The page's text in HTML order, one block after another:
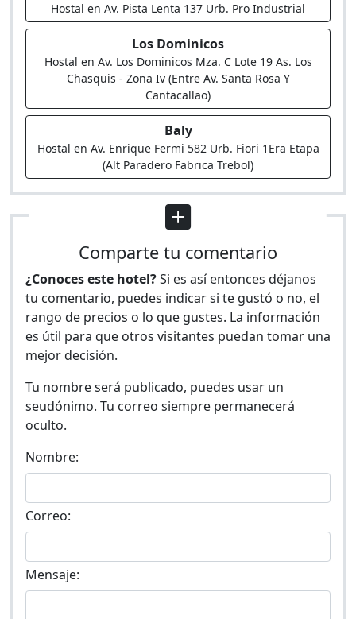
Hostal en Av. Pista Lenta 137 Urb. Pro Industrial
Los Dominicos
Hostal en Av. Los Dominicos Mza. C Lote 19 As. Los
Chasquis - Zona Iv (Entre Av. Santa Rosa Y
Cantacallao)
Baly
Hostal en Av. Enrique Fermi 582 Urb. Fiori 1Era Etapa
(Alt Paradero Fabrica Trebol)
Comparte tu comentario
¿Conoces este hotel?Si es así entonces déjanos
tu comentario, puedes indicar si te gustó o no, el
rango de precios o lo que gustes. La información
es útil para que otros visitantes puedan tomar una
mejor decisión.
Tu nombre será publicado, puedes usar un
seudónimo. Tu correo siempre permanecerá
oculto.
Nombre:
Correo:
Mensaje: